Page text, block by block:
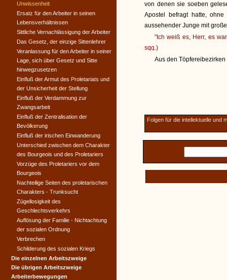
von denen sie soeben
Apostel befragt hatte,
aussehender Junge mit
"Ich weiß es, Herr, es
sqq.)
Aus den
Folgen für die intellektuelle und
Unwissenheit
Ersatz für den Arbeiter in seinen
Lebensverhältnissen
Sittliche Vernachlässigung der Arbeiter
Das Gesetz, der einzige Sittenlehrer
Veranlassung für den Arbeiter in seiner
Lage, sich über Gesetz und Sitte
hinwegzusetzen
Einfluß der Armut des Proletariats und
der Unsicherheit der Stellung
Einfluß der Verdammung zur
Zwangsarbeit
Einfluß der Zentralisation der
Bevölkerung
Einfluß der irischen Einwanderung
Unterschied zwischen dem Charakter
des Bourgeois und des Proletariers
Vorzüge des Proletariers vor dem
Bourgeois
Nachteilige Seiten des proletarischen
Charakters - Trunksucht
Zügellosigkeit des
Geschlechtsverkehrs
Auflösung der Familie - Nichtachtung
der sozialen Ordnung
Verbrechen
Schilderung des sozialen Kriegs
Die einzelnen Arbeitszweige
Die übrigen Arbeitszweige
Arbeiterbewegungen